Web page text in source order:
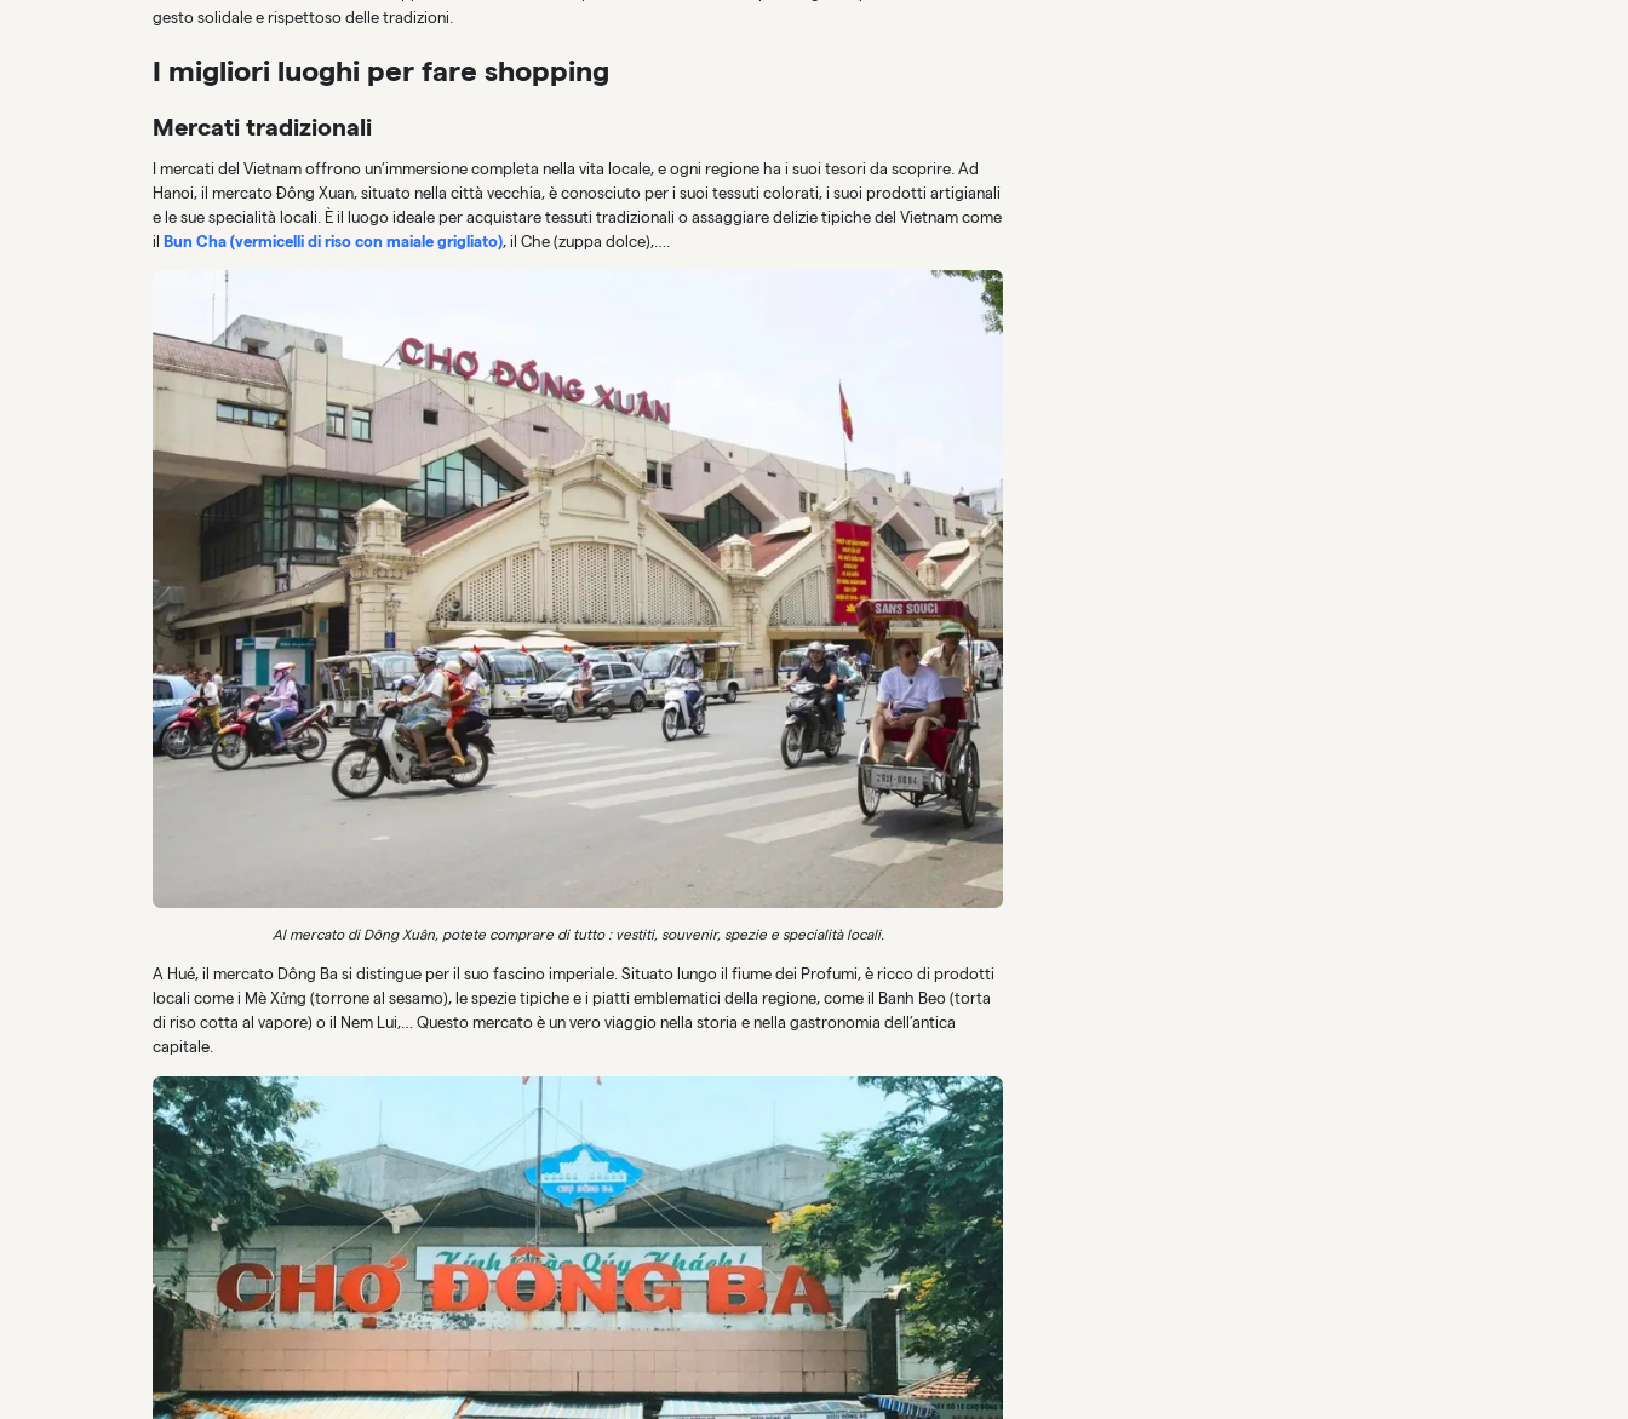
gesto solidale e rispettoso delle tradizioni.
I migliori luoghi per fare shopping
Mercati tradizionali
I mercati del Vietnam offrono un’immersione completa nella vita locale, e ogni regione ha i suoi tesori da scoprire. Ad
Hanoi, il mercato Đông Xuan, situato nella città vecchia, è conosciuto per i suoi tessuti colorati, i suoi prodotti artigianali
e le sue specialità locali. È il luogo ideale per acquistare tessuti tradizionali o assaggiare delizie tipiche del Vietnam come
il Bun Cha (vermicelli di riso con maiale grigliato), il Che (zuppa dolce),….
Al mercato di Dông Xuân, potete comprare di tutto : vestiti, souvenir, spezie e specialità locali.
A Hué, il mercato Dông Ba si distingue per il suo fascino imperiale. Situato lungo il fiume dei Profumi, è ricco di prodotti
locali come i Mè Xửng (torrone al sesamo), le spezie tipiche e i piatti emblematici della regione, come il Banh Beo (torta
di riso cotta al vapore) o il Nem Lui,… Questo mercato è un vero viaggio nella storia e nella gastronomia dell’antica
capitale.